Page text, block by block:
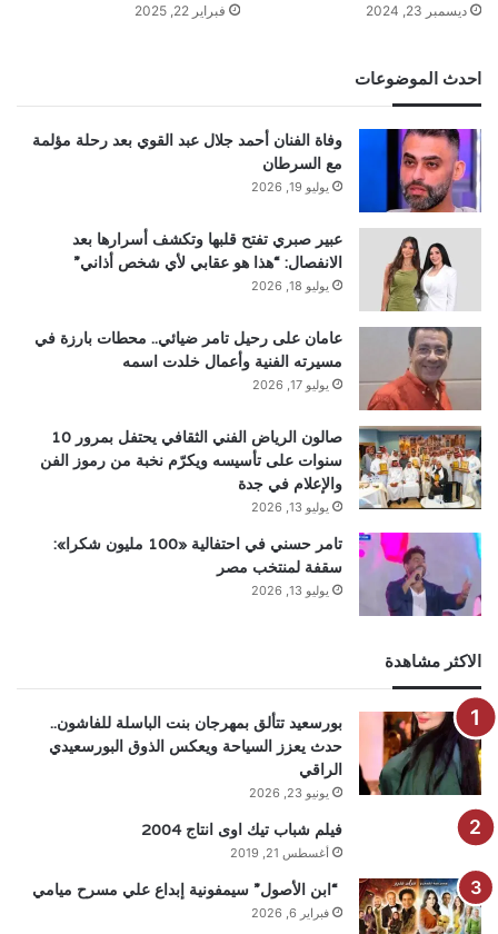
ديسمبر 23, 2024 فبراير 22, 2025
احدث الموضوعات
وفاة الفنان أحمد جلال عبد القوي بعد رحلة مؤلمة
مع السرطان
يوليو 19, 2026
عبير صبري تفتح قلبها وتكشف أسرارها بعد
الانفصال: “هذا هو عقابي لأي شخص أذاني”
يوليو 18, 2026
عامان على رحيل تامر ضيائي.. محطات بارزة في
مسيرته الفنية وأعمال خلدت اسمه
يوليو 17, 2026
صالون الرياض الفني الثقافي يحتفل بمرور 10
سنوات على تأسيسه ويكرّم نخبة من رموز الفن
والإعلام في جدة
يوليو 13, 2026
تامر حسني في احتفالية «100 مليون شكرا»:
سقفة لمنتخب مصر
يوليو 13, 2026
الاكثر مشاهدة
بورسعيد تتألق بمهرجان بنت الباسلة للفاشون..
حدث يعزز السياحة ويعكس الذوق البورسعيدي
الراقي
يونيو 23, 2026
فيلم شباب تيك اوى انتاج 2004
أغسطس 21, 2019
“ابن الأصول” سيمفونية إبداع علي مسرح ميامي
فبراير 6, 2026